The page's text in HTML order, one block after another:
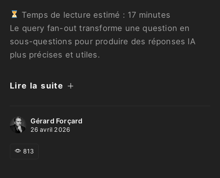
Temps de lecture estimé : 17 minutes
Le query fan-out transforme une question en
sous-questions pour produire des réponses IA
plus précises et utiles.
Lire la suite
Gérard Forçard
26 avril 2026
813